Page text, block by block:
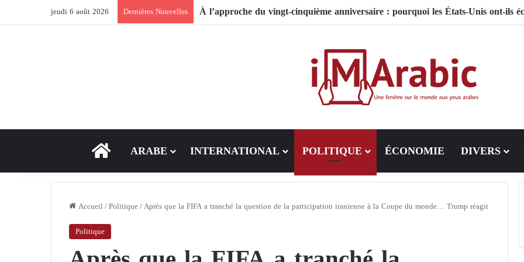
jeudi 6 août 2026 Dernières Nouvelles
ACCEUIL
ARABE INTERNATIONAL POLITIQUE ÉCONOMIE DIVERS
Accueil/Politique/Après que la FIFA a tranché la question de la participation iranienne à la Coupe du monde… Trump réagit
Politique